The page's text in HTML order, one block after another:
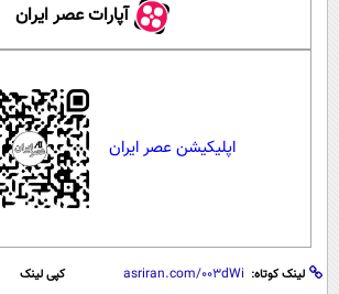
آپارات عصر ایران
اپلیکیشن عصر ایران
لینک کوتاه: کپی لینک